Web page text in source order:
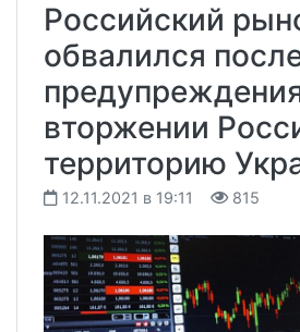
Российский
обвалился
вторжении
территорию
12.11.2021 в 19:11 815